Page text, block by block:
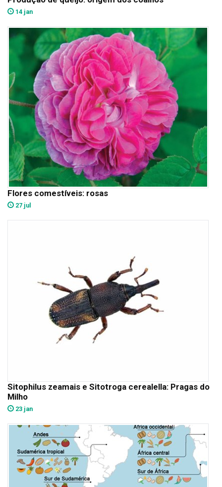
14 jan
Flores comestíveis: rosas
27 jul
Sitophilus zeamais e Sitotroga cerealella: Pragas do
Milho
23 jan